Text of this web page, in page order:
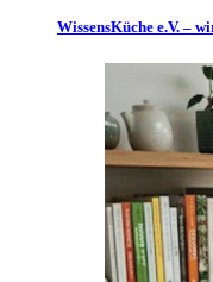
WissensKüche e.V. –